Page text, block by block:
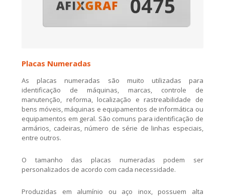
Placas Numeradas
As placas numeradas são muito utilizadas para
identificação de máquinas, marcas, controle de
manutenção, reforma, localização e rastreabilidade de
bens móveis, máquinas e equipamentos de informática ou
equipamentos em geral. São comuns para identificação de
armários, cadeiras, número de série de linhas especiais,
entre outros.
O tamanho das placas numeradas podem ser
personalizados de acordo com cada necessidade.
Produzidas em alumínio ou aço inox, possuem alta